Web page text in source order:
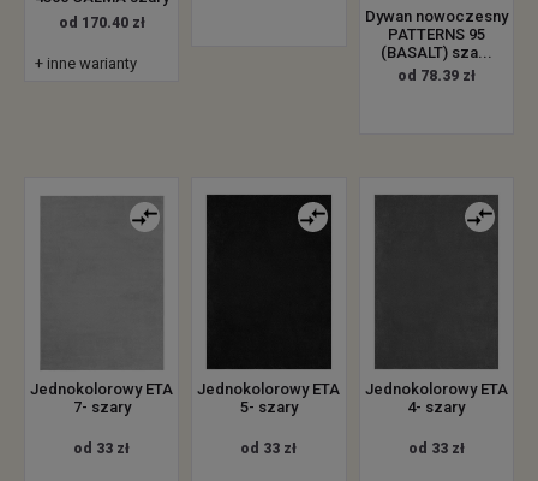
od 170.40 zł
+ inne warianty
Dywan nowoczesny
PATTERNS 95
(BASALT) sza...
od 78.39 zł
Jednokolorowy ETA
7- szary
od 33 zł
Jednokolorowy ETA
5- szary
od 33 zł
Jednokolorowy ETA
4- szary
od 33 zł